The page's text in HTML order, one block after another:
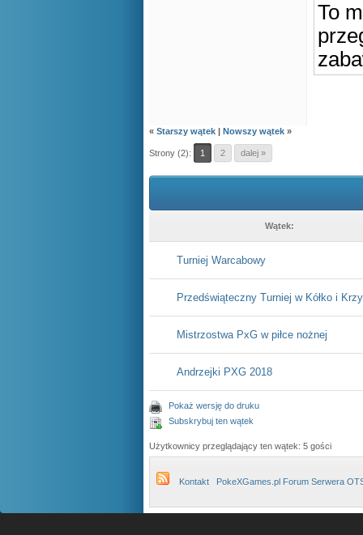
To
« Starszy wątek | Nowszy wątek »
Strony (2): 1 2 dalej »
Wątek:
Turniej Warcabowy
Przedświąteczny Turniej w Kółko i
Mistrzostwa PxG w piłce nożnej
Andrzejki PXG 2018
Pokaż wersję do druku
Subskrybuj ten wątek
Użytkownicy przeglądający ten wątek: 5 gości
Kontakt PokeXGames.pl Forum Serwera